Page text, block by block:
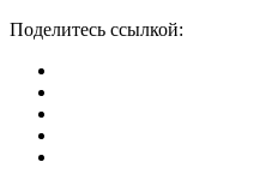
Поделитесь ссылкой: